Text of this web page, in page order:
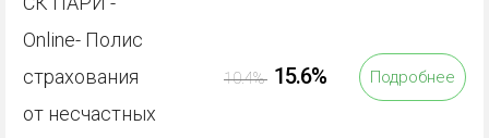
Online- Полис
страхования
от несчастных
10.4% 15.6% Подробнее